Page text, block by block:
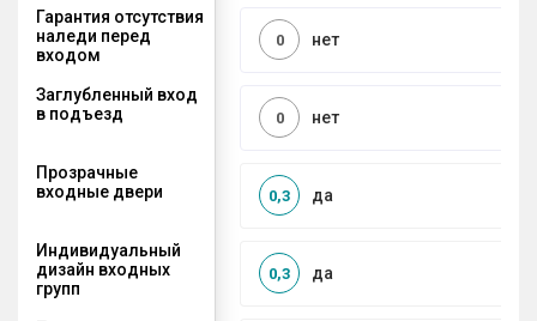
Гарантия отсутствия
наледи перед
входом
нет
0
Заглубленный вход
в подъезд
нет
0
Прозрачные
входные двери
да
0,3
Индивидуальный
дизайн входных
групп
да
0,3